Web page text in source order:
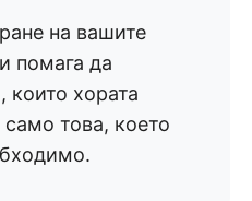
на вашите
помага да
които хората
само това, което